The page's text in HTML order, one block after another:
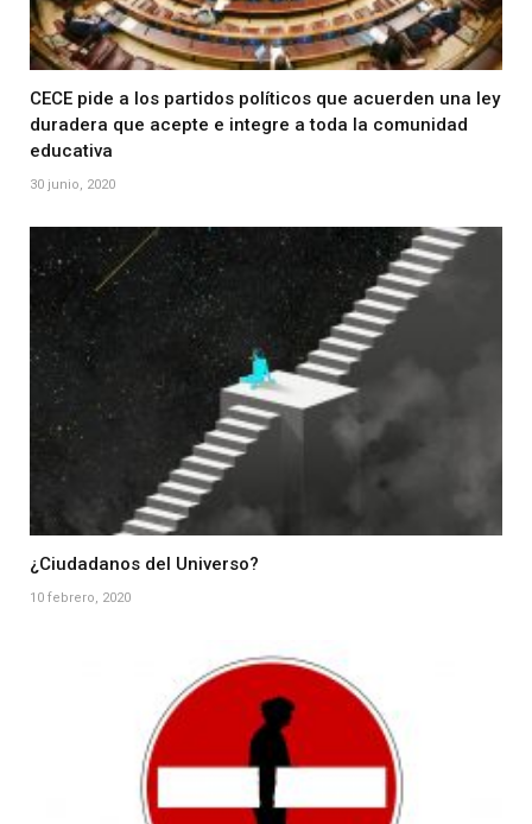
CECE pide a los partidos políticos que acuerden una ley
duradera que acepte e integre a toda la comunidad
educativa
30 junio, 2020
¿Ciudadanos del Universo?
10 febrero, 2020